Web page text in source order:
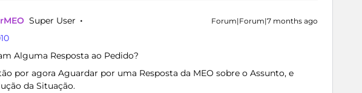
Super User Forum|Forum|7 months ago
Alguma Resposta ao Pedido?
por agora Aguardar por uma Resposta da MEO sobre o Assunto, e
da Situação.